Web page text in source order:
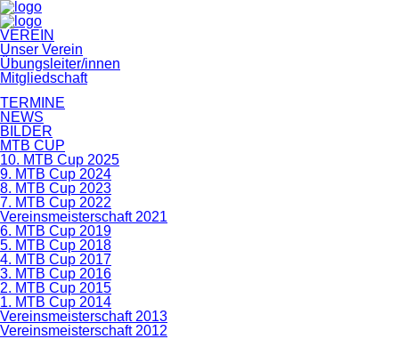
Navigation
überspringen
VEREIN
Unser Verein
Übungsleiter/innen
Mitgliedschaft
TERMINE
NEWS
BILDER
MTB CUP
10. MTB Cup 2025
9. MTB Cup 2024
8. MTB Cup 2023
7. MTB Cup 2022
Vereinsmeisterschaft 2021
6. MTB Cup 2019
5. MTB Cup 2018
4. MTB Cup 2017
3. MTB Cup 2016
2. MTB Cup 2015
1. MTB Cup 2014
Vereinsmeisterschaft 2013
Vereinsmeisterschaft 2012